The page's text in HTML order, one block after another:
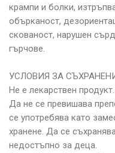
крампи и болки,
обърканост,
скованост, нарушен
гърчове.
УСЛОВИЯ ЗА
Не е лекарствен
Да не се превишава
се употребява като
хранене. Да се
недостъпно за деца.